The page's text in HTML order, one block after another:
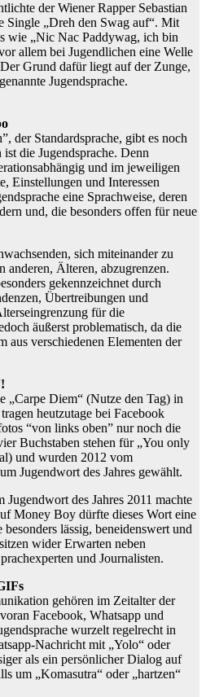
der Wiener Rapper Sebastian
Single „Dreh den Swag auf“. Mit
wie „Nic Nac Paddywag, ich bin
allem bei Jugendlichen eine Welle
Grund dafür liegt auf der Zunge,
Jugendsprache.
der Standardsprache, gibt es noch
die Jugendsprache. Denn
und im jeweiligen
Einstellungen und Interessen
eine Sprachweise, deren
und, die besonders offen für neue
sich miteinander zu
anderen, Älteren, abzugrenzen.
gekennzeichnet durch
Übertreibungen und
für die
äußerst problematisch, da die
aus verschiedenen Elementen der
„Carpe Diem“ (Nutze den Tag) in
heutzutage bei Facebook
“von links oben” nur noch die
Buchstaben stehen für „You only
und wurden 2012 vom
Jugendwort des Jahres gewählt.
des Jahres 2011 machte
Money Boy dürfte dieses Wort eine
lässig, beneidenswert und
wider Erwarten neben
und Journalisten.
gehören im Zeitalter der
Facebook, Whatsapp und
wurzelt regelrecht in
Nachricht mit „Yolo“ oder
als ein persönlicher Dialog auf
um „Komasutra“ oder „hartzen“